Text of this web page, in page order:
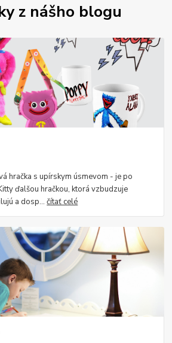
z nášho blogu
hračka s upírskym úsmevom - je po
ďalšou hračkou, ktorá vzbudzuje
a dosp...čítať celé